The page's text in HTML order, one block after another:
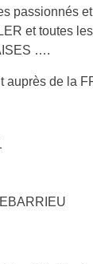
passionnés
et toutes
….
auprès de la